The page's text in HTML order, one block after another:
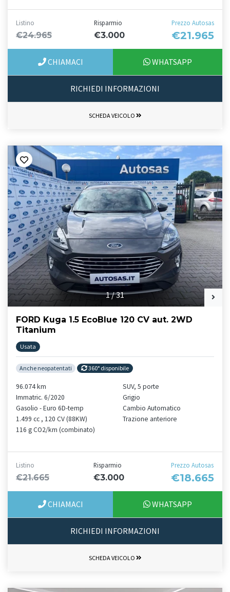
Listino
€24.965
Risparmio
€3.000
Prezzo Autosas
€21.965
CHIAMACI WHATSAPP
RICHIEDI INFORMAZIONI
SCHEDA VEICOLO
1/31
FORD Kuga 1.5 EcoBlue 120 CV aut. 2WD
Titanium
Usata
Anche neopatentati 360° disponibile
96.074 km
Immatric. 6/2020
Gasolio - Euro 6D-temp
1.499 cc , 120 CV (88KW)
116 g CO2/km (combinato)
SUV, 5 porte
Grigio
Cambio Automatico
Trazione anteriore
Listino
€21.665
Risparmio
€3.000
Prezzo Autosas
€18.665
CHIAMACI WHATSAPP
RICHIEDI INFORMAZIONI
SCHEDA VEICOLO